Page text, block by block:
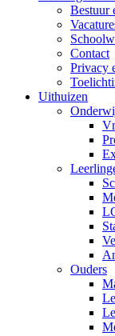
Bestuur
Contact
Privacy
Uithuizen
Ouders